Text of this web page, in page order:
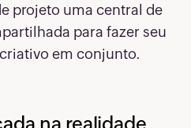
projeto uma central de
para fazer seu
em conjunto.